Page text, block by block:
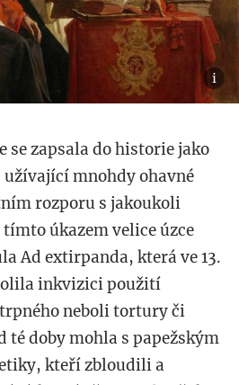
se zapsala do historie jako
mnohdy ohavné
rozporu s jakoukoli
úkazem velice úzce
Ad extirpanda, která ve 13.
inkvizici použití
neboli tortury či
té doby mohla s papežským
kteří zbloudili a